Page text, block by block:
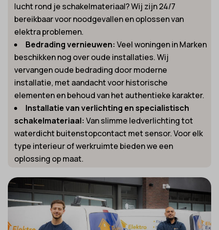
lucht rond je schakelmateriaal? Wij zijn 24/7
bereikbaar voor noodgevallen en oplossen van
elektra problemen.
Bedrading vernieuwen: Veel woningen in Marken
beschikken nog over oude installaties. Wij
vervangen oude bedrading door moderne
installatie, met aandacht voor historische
elementen en behoud van het authentieke karakter.
Installatie van verlichting en specialistisch
schakelmateriaal: Van slimme ledverlichting tot
waterdicht buitenstopcontact met sensor. Voor elk
type interieur of werkruimte bieden we een
oplossing op maat.